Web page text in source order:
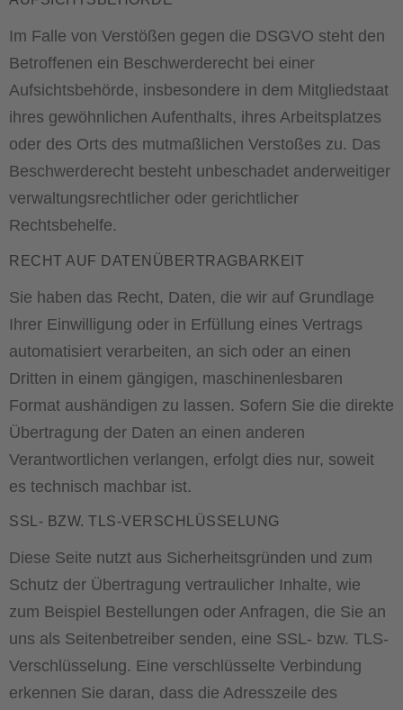
Im Falle von Verstößen gegen die DSGVO steht den
Betroffenen ein Beschwerderecht bei einer
Aufsichtsbehörde, insbesondere in dem Mitgliedstaat
ihres gewöhnlichen Aufenthalts, ihres Arbeitsplatzes
oder des Orts des mutmaßlichen Verstoßes zu. Das
Beschwerderecht besteht unbeschadet anderweitiger
verwaltungsrechtlicher oder gerichtlicher
Rechtsbehelfe.
RECHT AUF DATEN­ÜBERTRAG­BARKEIT
Sie haben das Recht, Daten, die wir auf Grundlage
Ihrer Einwilligung oder in Erfüllung eines Vertrags
automatisiert verarbeiten, an sich oder an einen
Dritten in einem gängigen, maschinenlesbaren
Format aushändigen zu lassen. Sofern Sie die direkte
Übertragung der Daten an einen anderen
Verantwortlichen verlangen, erfolgt dies nur, soweit
es technisch machbar ist.
SSL- BZW. TLS-VERSCHLÜSSELUNG
Diese Seite nutzt aus Sicherheitsgründen und zum
Schutz der Übertragung vertraulicher Inhalte, wie
zum Beispiel Bestellungen oder Anfragen, die Sie an
uns als Seitenbetreiber senden, eine SSL- bzw. TLS-
Verschlüsselung. Eine verschlüsselte Verbindung
erkennen Sie daran, dass die Adresszeile des